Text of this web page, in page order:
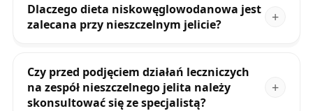
Dlaczego dieta niskowęglowodanowa jest
zalecana przy nieszczelnym jelicie?
Czy przed podjęciem działań leczniczych
na zespół nieszczelnego jelita należy
skonsultować się ze specjalistą?